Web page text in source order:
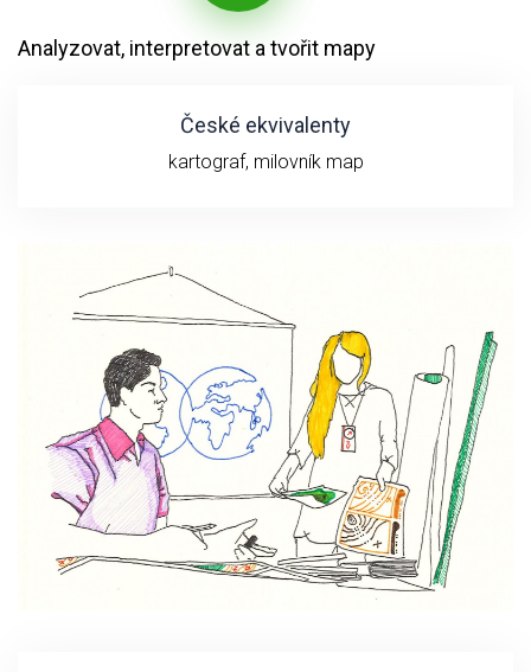
Analyzovat, interpretovat a tvořit mapy
České ekvivalenty
kartograf, milovník map